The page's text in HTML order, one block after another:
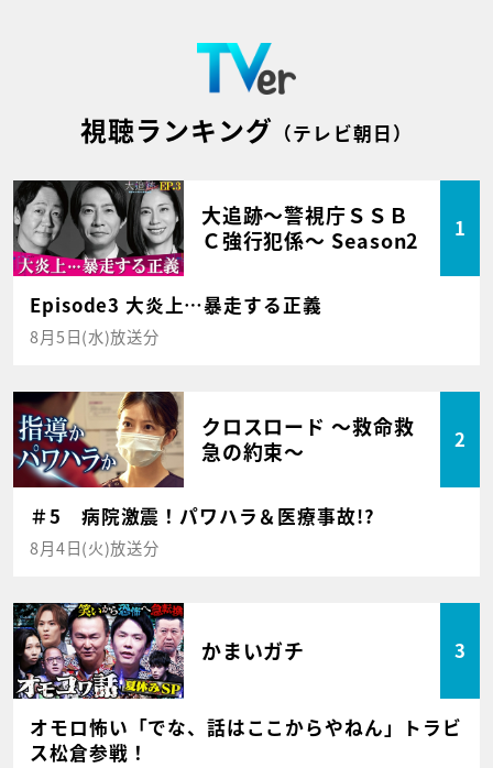
視聴ランキング （テレビ朝日）
大追跡～警視庁ＳＳＢ
Ｃ強行犯係～ Season2
1
Episode3 大炎上…暴走する正義
8月5日(水)放送分
クロスロード ～救命救
急の約束～
2
＃5 病院激震！パワハラ＆医療事故!?
8月4日(火)放送分
かまいガチ 3
オモロ怖い「でな、話はここからやねん」トラビ
ス松倉参戦！